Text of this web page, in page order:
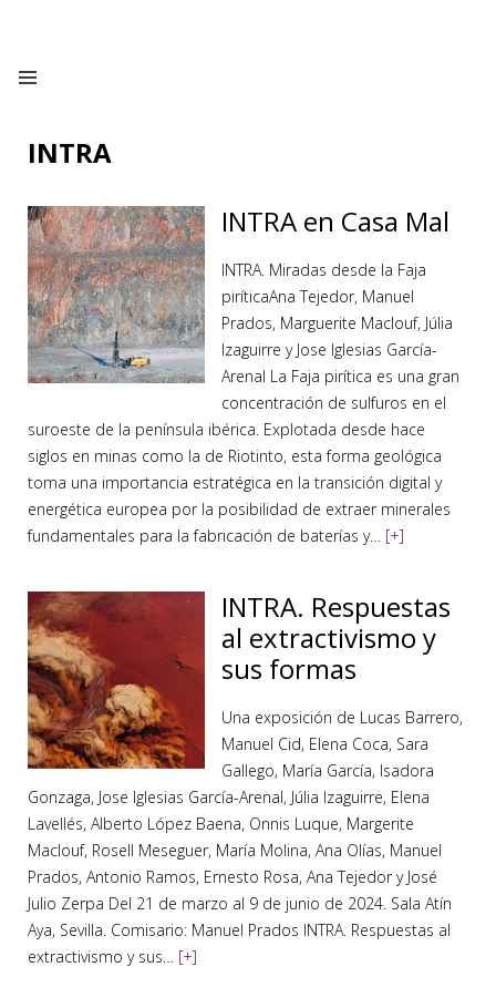
INTRA
INTRA en Casa Mal
INTRA. Miradas desde la Faja
piríticaAna Tejedor, Manuel
Prados, Marguerite Maclouf, Júlia
Izaguirre y Jose Iglesias García-
Arenal La Faja pirítica es una gran
concentración de sulfuros en el
suroeste de la península ibérica. Explotada desde hace
siglos en minas como la de Riotinto, esta forma geológica
toma una importancia estratégica en la transición digital y
energética europea por la posibilidad de extraer minerales
fundamentales para la fabricación de baterías y… [+]
INTRA. Respuestas
al extractivismo y
sus formas
Una exposición de Lucas Barrero,
Manuel Cid, Elena Coca, Sara
Gallego, María García, Isadora
Gonzaga, Jose Iglesias García-Arenal, Júlia Izaguirre, Elena
Lavellés, Alberto López Baena, Onnis Luque, Margerite
Maclouf, Rosell Meseguer, María Molina, Ana Olías, Manuel
Prados, Antonio Ramos, Ernesto Rosa, Ana Tejedor y José
Julio Zerpa Del 21 de marzo al 9 de junio de 2024. Sala Atín
Aya, Sevilla. Comisario: Manuel Prados INTRA. Respuestas al
extractivismo y sus… [+]